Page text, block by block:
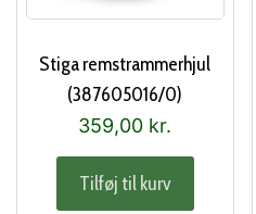
Stiga remstrammerhjul
(387605016/0)
359,00 kr.
Tilføj til kurv